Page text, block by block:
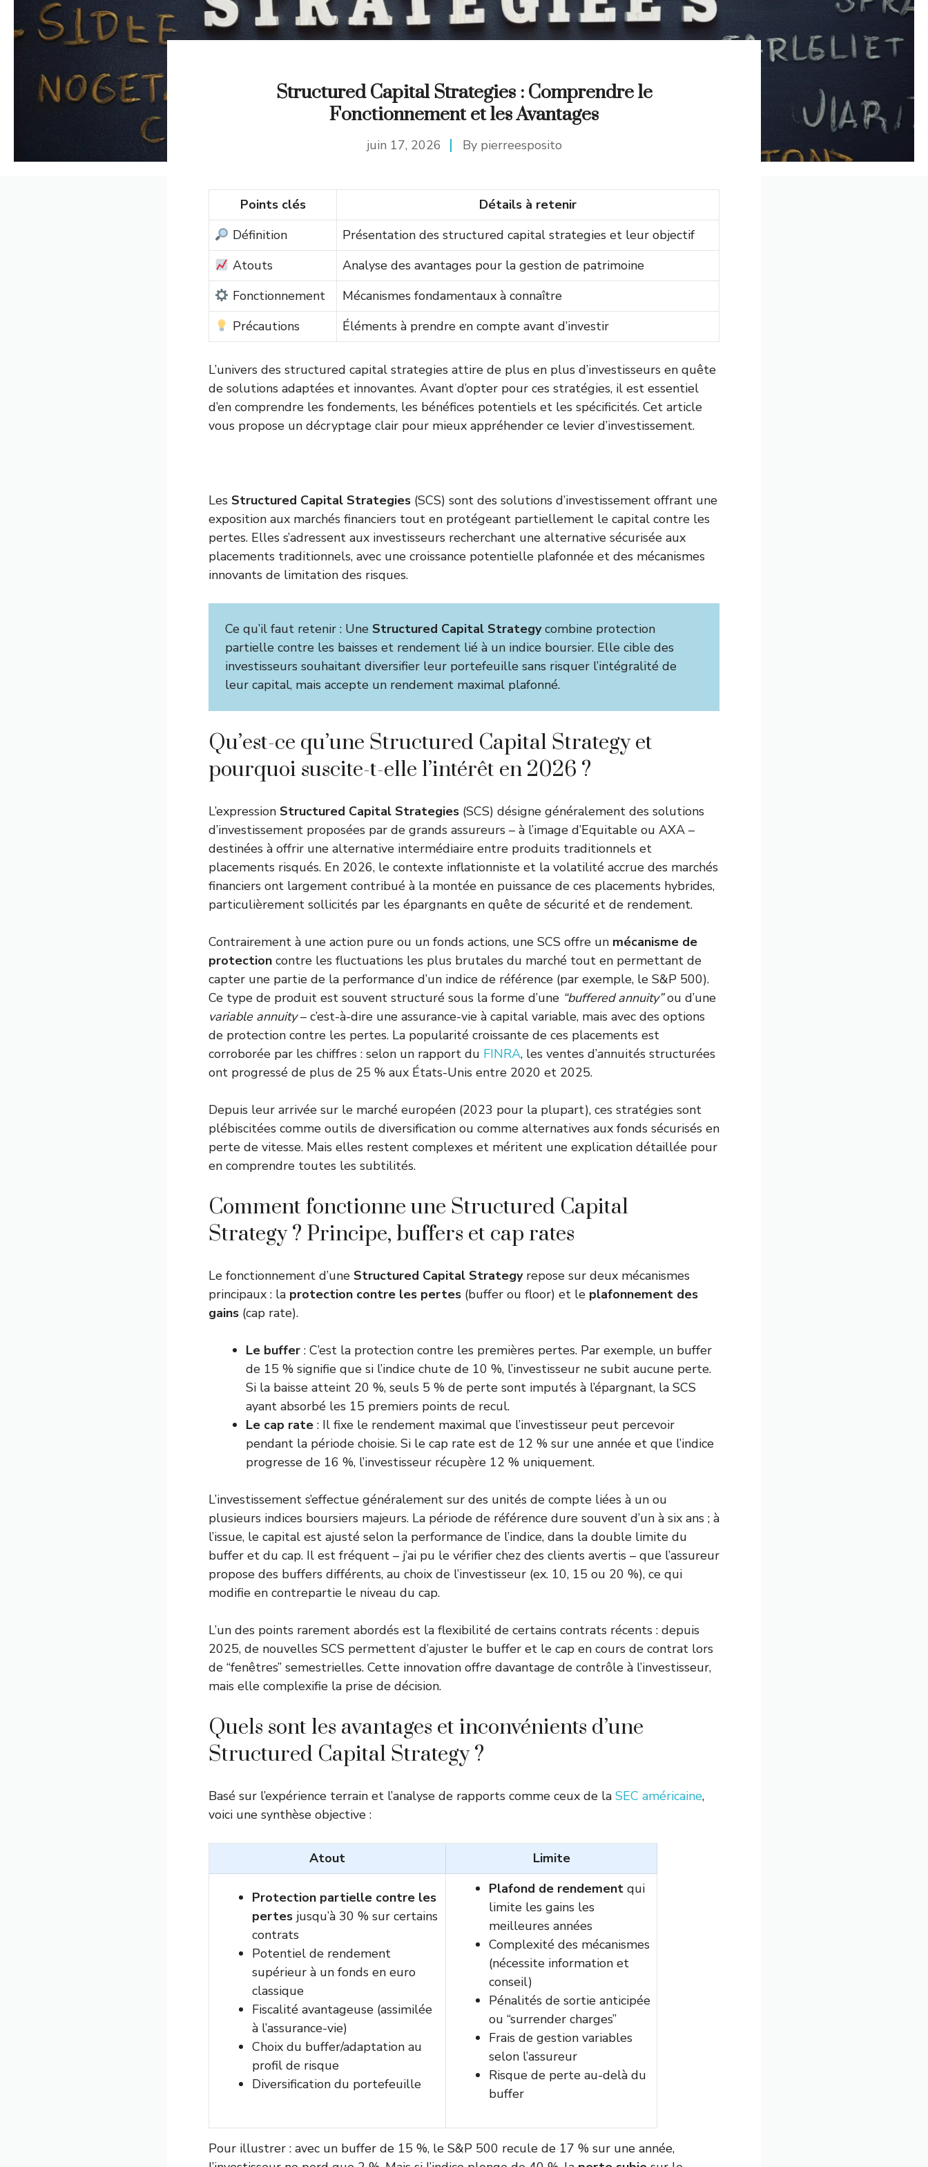
Structured Capital Strategies : Comprendre le
Fonctionnement et les Avantages
juin 17, 2026 By pierreesposito
Points clés
Détails à retenir
Définition
Présentation des structured capital strategies et leur objectif
Atouts
Analyse des avantages pour la gestion de patrimoine
Fonctionnement
Mécanismes fondamentaux à connaître
Précautions
Éléments à prendre en compte avant d’investir
L’univers des structured capital strategies attire de plus en plus d’investisseurs en quête
de solutions adaptées et innovantes. Avant d’opter pour ces stratégies, il est essentiel
d’en comprendre les fondements, les bénéfices potentiels et les spécificités. Cet article
vous propose un décryptage clair pour mieux appréhender ce levier d’investissement.
Les Structured Capital Strategies (SCS) sont des solutions d’investissement offrant une
exposition aux marchés financiers tout en protégeant partiellement le capital contre les
pertes. Elles s’adressent aux investisseurs recherchant une alternative sécurisée aux
placements traditionnels, avec une croissance potentielle plafonnée et des mécanismes
innovants de limitation des risques.
Ce qu’il faut retenir : Une Structured Capital Strategycombine protection
partielle contre les baisses et rendement lié à un indice boursier. Elle cible des
investisseurs souhaitant diversifier leur portefeuille sans risquer l’intégralité de
leur capital, mais accepte un rendement maximal plafonné.
Qu’est-ce qu’une Structured Capital Strategy et
pourquoi suscite-t-elle l’intérêt en 2026 ?
L’expression Structured Capital Strategies (SCS) désigne généralement des solutions
d’investissement proposées par de grands assureurs – à l’image d’Equitable ou AXA –
destinées à offrir une alternative intermédiaire entre produits traditionnels et
placements risqués. En 2026, le contexte inflationniste et la volatilité accrue des marchés
financiers ont largement contribué à la montée en puissance de ces placements hybrides,
particulièrement sollicités par les épargnants en quête de sécurité et de rendement.
Contrairement à une action pure ou un fonds actions, une SCS offre un mécanisme de
protection contre les fluctuations les plus brutales du marché tout en permettant de
capter une partie de la performance d’un indice de référence (par exemple, le S&P 500).
Ce type de produit est souvent structuré sous la forme d’une “buffered annuity”ou d’une
variable annuity– c’est-à-dire une assurance-vie à capital variable, mais avec des options
de protection contre les pertes. La popularité croissante de ces placements est
corroborée par les chiffres : selon un rapport du FINRA, les ventes d’annuités structurées
ont progressé de plus de 25 % aux États-Unis entre 2020 et 2025.
Depuis leur arrivée sur le marché européen (2023 pour la plupart), ces stratégies sont
plébiscitées comme outils de diversification ou comme alternatives aux fonds sécurisés en
perte de vitesse. Mais elles restent complexes et méritent une explication détaillée pour
en comprendre toutes les subtilités.
Comment fonctionne une Structured Capital
Strategy ? Principe, buffers et cap rates
Le fonctionnement d’une Structured Capital Strategyrepose sur deux mécanismes
principaux : la protection contre les pertes (buffer ou floor) et le plafonnement des
gains (cap rate).
Le buffer : C’est la protection contre les premières pertes. Par exemple, un buffer
de 15 % signifie que si l’indice chute de 10 %, l’investisseur ne subit aucune perte.
Si la baisse atteint 20 %, seuls 5 % de perte sont imputés à l’épargnant, la SCS
ayant absorbé les 15 premiers points de recul.
Le cap rate : Il fixe le rendement maximal que l’investisseur peut percevoir
pendant la période choisie. Si le cap rate est de 12 % sur une année et que l’indice
progresse de 16 %, l’investisseur récupère 12 % uniquement.
L’investissement s’effectue généralement sur des unités de compte liées à un ou
plusieurs indices boursiers majeurs. La période de référence dure souvent d’un à six ans ; à
l’issue, le capital est ajusté selon la performance de l’indice, dans la double limite du
buffer et du cap. Il est fréquent – j’ai pu le vérifier chez des clients avertis – que l’assureur
propose des buffers différents, au choix de l’investisseur (ex. 10, 15 ou 20 %), ce qui
modifie en contrepartie le niveau du cap.
L’un des points rarement abordés est la flexibilité de certains contrats récents : depuis
2025, de nouvelles SCS permettent d’ajuster le buffer et le cap en cours de contrat lors
de “fenêtres” semestrielles. Cette innovation offre davantage de contrôle à l’investisseur,
mais elle complexifie la prise de décision.
Quels sont les avantages et inconvénients d’une
Structured Capital Strategy ?
Basé sur l’expérience terrain et l’analyse de rapports comme ceux de la SEC américaine,
voici une synthèse objective :
Atout Limite
Protection partielle contre les
pertes jusqu’à 30 % sur certains
contrats
Potentiel de rendement
supérieur à un fonds en euro
classique
Fiscalité avantageuse (assimilée
à l’assurance-vie)
Choix du buffer/adaptation au
profil de risque
Diversification du portefeuille
Plafond de rendement qui
limite les gains les
meilleures années
Complexité des mécanismes
(nécessite information et
conseil)
Pénalités de sortie anticipée
ou “surrender charges”
Frais de gestion variables
selon l’assureur
Risque de perte au-delà du
buffer
Pour illustrer : avec un buffer de 15 %, le S&P 500 recule de 17 % sur une année,